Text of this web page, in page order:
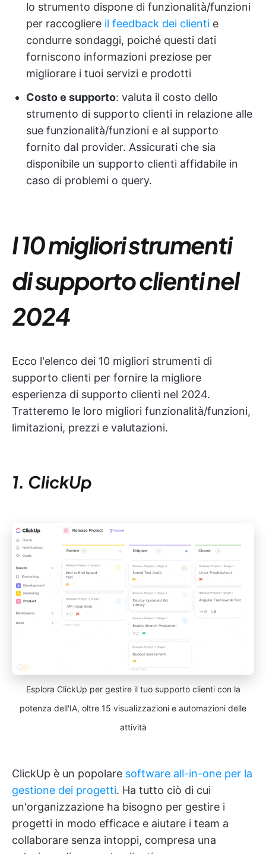
lo strumento dispone di funzionalità/funzioni
per raccogliere il feedback dei clienti e
condurre sondaggi, poiché questi dati
forniscono informazioni preziose per
migliorare i tuoi servizi e prodotti
Costo e supporto: valuta il costo dello
strumento di supporto clienti in relazione alle
sue funzionalità/funzioni e al supporto
fornito dal provider. Assicurati che sia
disponibile un supporto clienti affidabile in
caso di problemi o query.
I 10 migliori strumenti
di supporto clienti nel
2024
Ecco l'elenco dei 10 migliori strumenti di
supporto clienti per fornire la migliore
esperienza di supporto clienti nel 2024.
Tratteremo le loro migliori funzionalità/funzioni,
limitazioni, prezzi e valutazioni.
1. ClickUp
Esplora ClickUp per gestire il tuo supporto clienti con la
potenza dell'IA, oltre 15 visualizzazioni e automazioni delle
attività
ClickUp è un popolare software all-in-one per la
gestione dei progetti. Ha tutto ciò di cui
un'organizzazione ha bisogno per gestire i
progetti in modo efficace e aiutare i team a
collaborare senza intoppi, compresa una